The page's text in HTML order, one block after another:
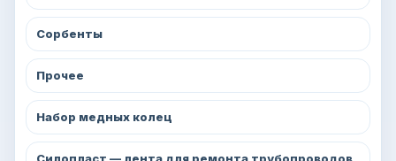
Сорбенты
Прочее
Набор медных колец